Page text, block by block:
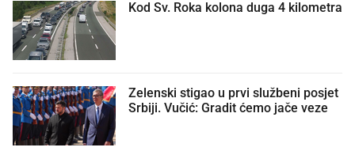
Kod Sv. Roka kolona duga 4 kilometra
Zelenski stigao u prvi službeni posjet
Srbiji. Vučić: Gradit ćemo jače veze